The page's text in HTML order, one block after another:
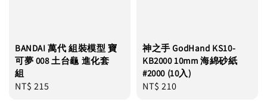
BANDAI 萬代 組裝模型 寶
可夢 008 土台龜 進化套
組
Regular
NT$ 215
神之手 GodHand KS10-
KB2000 10mm 海綿砂紙
#2000 (10入)
Regular
NT$ 210